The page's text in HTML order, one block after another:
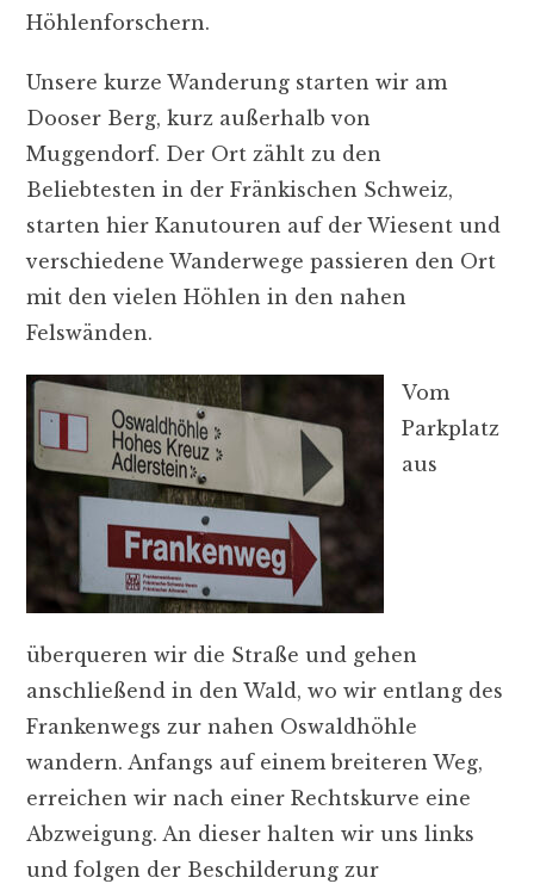
Höhlenforschern.
Unsere kurze Wanderung starten wir am
Dooser Berg, kurz außerhalb von
Muggendorf. Der Ort zählt zu den
Beliebtesten in der Fränkischen Schweiz,
starten hier Kanutouren auf der Wiesent und
verschiedene Wanderwege passieren den Ort
mit den vielen Höhlen in den nahen
Felswänden.
Vom
Parkplatz
aus
überqueren wir die Straße und gehen
anschließend in den Wald, wo wir entlang des
Frankenwegs zur nahen Oswaldhöhle
wandern. Anfangs auf einem breiteren Weg,
erreichen wir nach einer Rechtskurve eine
Abzweigung. An dieser halten wir uns links
und folgen der Beschilderung zur